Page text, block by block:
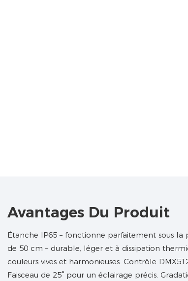
Avantages Du Produit
Étanche IP65 – fonctionne parfaitement sous
de 50 cm – durable, léger et à dissipation
couleurs vives et harmonieuses. Contrôle
Faisceau de 25° pour un éclairage précis.